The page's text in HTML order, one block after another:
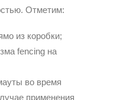
Отметим:
из коробки;
fencing на
во время
применения